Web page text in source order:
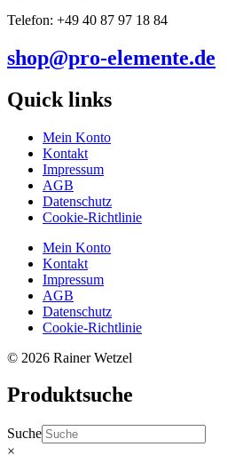
Telefon: +49 40 87 97 18 84
shop@pro-elemente.de
Quick links
Mein Konto
Kontakt
Impressum
AGB
Datenschutz
Cookie-Richtlinie
Mein Konto
Kontakt
Impressum
AGB
Datenschutz
Cookie-Richtlinie
© 2026 Rainer Wetzel
Produktsuche
Suche
×